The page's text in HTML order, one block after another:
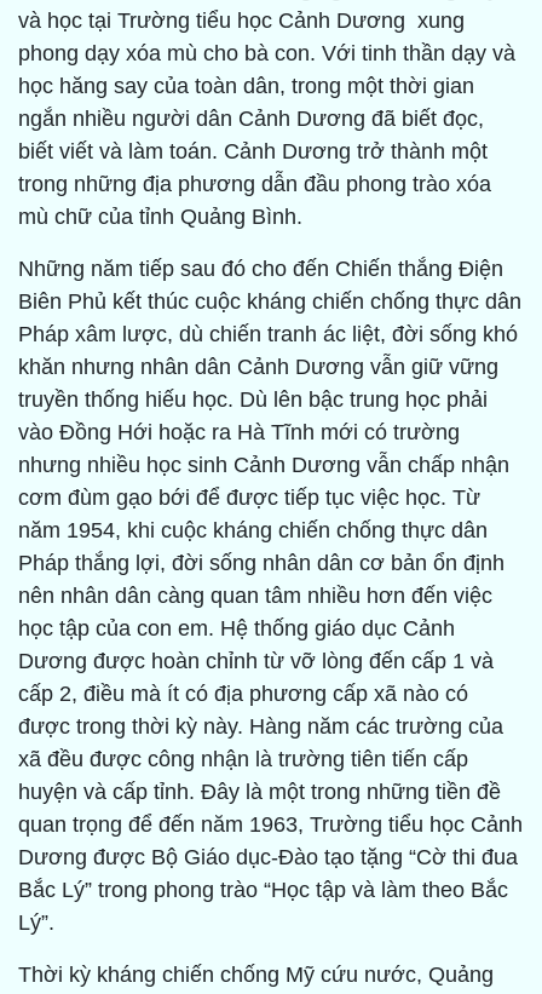
và học tại Trường tiểu học Cảnh Dương xung
phong dạy xóa mù cho bà con. Với tinh thần dạy và
học hăng say của toàn dân, trong một thời gian
ngắn nhiều người dân Cảnh Dương đã biết đọc,
biết viết và làm toán. Cảnh Dương trở thành một
trong những địa phương dẫn đầu phong trào xóa
mù chữ của tỉnh Quảng Bình.
Những năm tiếp sau đó cho đến Chiến thắng Điện
Biên Phủ kết thúc cuộc kháng chiến chống thực dân
Pháp xâm lược, dù chiến tranh ác liệt, đời sống khó
khăn nhưng nhân dân Cảnh Dương vẫn giữ vững
truyền thống hiếu học. Dù lên bậc trung học phải
vào Đồng Hới hoặc ra Hà Tĩnh mới có trường
nhưng nhiều học sinh Cảnh Dương vẫn chấp nhận
cơm đùm gạo bới để được tiếp tục việc học. Từ
năm 1954, khi cuộc kháng chiến chống thực dân
Pháp thắng lợi, đời sống nhân dân cơ bản ổn định
nên nhân dân càng quan tâm nhiều hơn đến việc
học tập của con em. Hệ thống giáo dục Cảnh
Dương được hoàn chỉnh từ vỡ lòng đến cấp 1 và
cấp 2, điều mà ít có địa phương cấp xã nào có
được trong thời kỳ này. Hàng năm các trường của
xã đều được công nhận là trường tiên tiến cấp
huyện và cấp tỉnh. Đây là một trong những tiền đề
quan trọng để đến năm 1963, Trường tiểu học Cảnh
Dương được Bộ Giáo dục-Đào tạo tặng “Cờ thi đua
Bắc Lý” trong phong trào “Học tập và làm theo Bắc
Lý”.
Thời kỳ kháng chiến chống Mỹ cứu nước, Quảng